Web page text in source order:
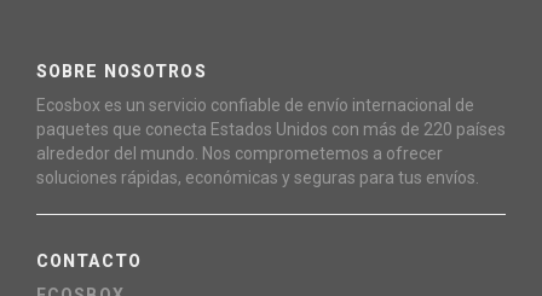
SOBRE NOSOTROS
Ecosbox es un servicio confiable de envío internacional de
paquetes que conecta Estados Unidos con más de 220 países
alrededor del mundo. Nos comprometemos a ofrecer
soluciones rápidas, económicas y seguras para tus envíos.
CONTACTO